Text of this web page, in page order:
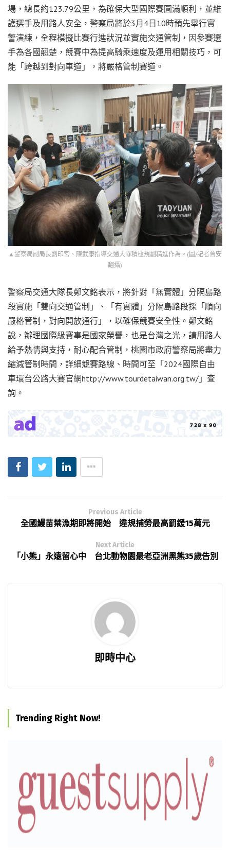
場，總長約123.79公里，為確保大型國際賽圓滿順利，並維
護選手及用路人安全，警察局將於3月4日10時預先舉行實
警演練，全程模擬比賽行進狀況並實施交通管制，因參賽選
手為各國翹楚，競賽中為提高騎乘速度及運用相關技巧，可
能「跨越到對向車道」，將嚴格管制賽道。
▲警察局副局長劉印宮、陳武康指導交通大隊積極規劃精進作為。(圖/記者曾安
翻攝)
警察局交通大隊長鄭文銘表示，將針對「無實體」分隔島路
段實施「雙向交通管制」、「有實體」分隔島路段採「順向
嚴格管制，對向開放通行」，以確保競賽安全性。鄭文銘
說，辦理國際級賽事是國家榮譽，也是台灣之光，請用路人
給予熱情與支持，耐心配合管制，桃園市政府警察局將盡力
縮減管制時間，詳細競賽路線、時間可至「2024國際自由
車環台公路大賽官網http://www.tourdetaiwan.org.tw/」查
詢。
Previous Article
全國鰻苗禁漁期即將開始 違規捕勞最高罰鍰15萬元
Next Article
「小熊」永遠留心中 台北動物園最老亞洲黑熊35歲告別
即時中心
Trending Right Now!